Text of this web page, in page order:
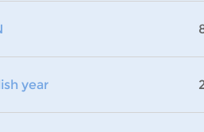
year